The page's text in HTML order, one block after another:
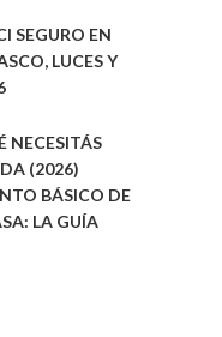
SEGURO EN
LUCES Y
NECESITÁS
(2026)
BÁSICO DE
LA GUÍA